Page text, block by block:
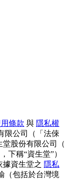
條款 與 隱私權
限公司（「法倈
股份有限公司（
下稱“資生堂”）
據資生堂之 隱私
（包括於台灣境